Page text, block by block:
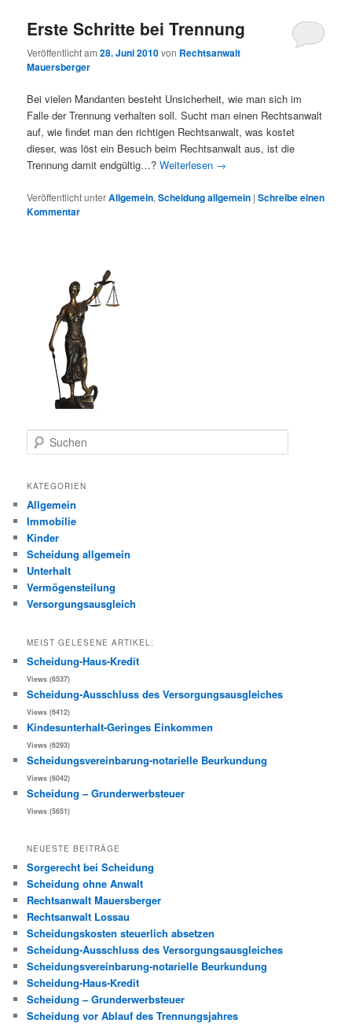
Erste Schritte bei Trennung
Veröffentlicht am28. Juni 2010von Rechtsanwalt
Mauersberger
Bei vielen Mandanten besteht Unsicherheit, wie man sich im
Falle der Trennung verhalten soll. Sucht man einen Rechtsanwalt
auf, wie findet man den richtigen Rechtsanwalt, was kostet
dieser, was löst ein Besuch beim Rechtsanwalt aus, ist die
Trennung damit endgültig…?Weiterlesen →
Veröffentlicht unterAllgemein,Scheidung allgemein |Schreibe einen
Kommentar
u
h
n
KATEGORIEN
Allgemein
Immobilie
Kinder
Scheidung allgemein
Unterhalt
Vermögensteilung
Versorgungsausgleich
MEIST GELESENE ARTIKEL:
Scheidung-Haus-Kredit
Views (6537)
Scheidung-Ausschluss des Versorgungsausgleiches
Views (6412)
Kindesunterhalt-Geringes Einkommen
Views (6293)
Scheidungsvereinbarung-notarielle Beurkundung
Views (6042)
Scheidung – Grunderwerbsteuer
Views (5651)
NEUESTE BEITRÄGE
Sorgerecht bei Scheidung
Scheidung ohne Anwalt
Rechtsanwalt Mauersberger
Rechtsanwalt Lossau
Scheidungskosten steuerlich absetzen
Scheidung-Ausschluss des Versorgungsausgleiches
Scheidungsvereinbarung-notarielle Beurkundung
Scheidung-Haus-Kredit
Scheidung – Grunderwerbsteuer
Scheidung vor Ablauf des Trennungsjahres